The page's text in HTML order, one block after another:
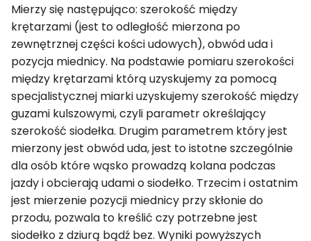
Mierzy się następująco: szerokość między
krętarzami (jest to odległość mierzona po
zewnętrznej części kości udowych), obwód uda i
pozycja miednicy. Na podstawie pomiaru szerokości
między krętarzami którą uzyskujemy za pomocą
specjalistycznej miarki uzyskujemy szerokość między
guzami kulszowymi, czyli parametr określający
szerokość siodełka. Drugim parametrem który jest
mierzony jest obwód uda, jest to istotne szczególnie
dla osób które wąsko prowadzą kolana podczas
jazdy i obcierają udami o siodełko. Trzecim i ostatnim
jest mierzenie pozycji miednicy przy skłonie do
przodu, pozwala to kreślić czy potrzebne jest
siodełko z dziurą bądź bez. Wyniki powyższych